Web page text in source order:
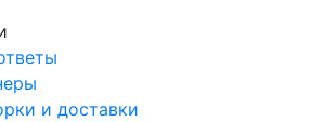
и доставки